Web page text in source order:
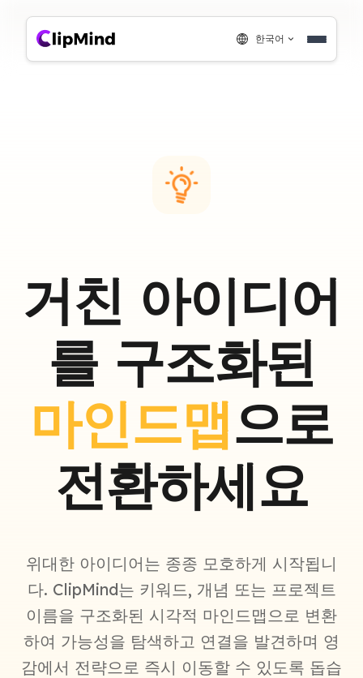
한국어
거친 아이디어
를 구조화된
마인드맵으로
전환하세요
위대한 아이디어는 종종 모호하게 시작됩니
다. ClipMind는 키워드, 개념 또는 프로젝트
이름을 구조화된 시각적 마인드맵으로 변환
하여 가능성을 탐색하고 연결을 발견하며 영
감에서 전략으로 즉시 이동할 수 있도록 돕습